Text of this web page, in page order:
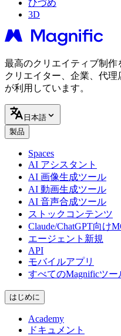
ひづめ
3D
最高のクリエイティブ制作
クリエイター、企業、代
が利用しています。
日本語
製品
Spaces
AI アシスタント
AI 画像生成ツール
AI 動画生成ツール
AI 音声合成ツール
ストックコンテンツ
Claude/ChatGPT向け
エージェント 新規
API
モバイルアプリ
すべてのMagnificツー
はじめに
Academy
ドキュメント